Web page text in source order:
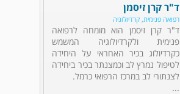
ד"ר קרן זיסמן
רפואה פנימית, קרדיולוגיה
ד"ר קרן זיסמן הוא מומחה לרפואה
פנימית ולקרדיולוגיה המשמש
כקרדיולוג בכיר האחראי על היחידה
לטיפול נמרץ לב וכמצנתר בכיר ביחידה
לצנתורי לב במרכז הרפואי כרמל.
...